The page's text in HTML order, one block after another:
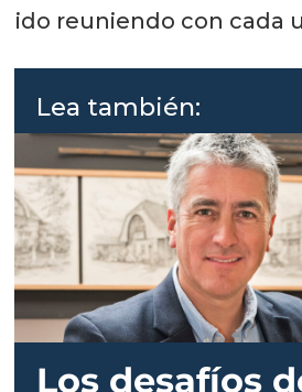
ido reuniendo con cada
Lea también:
Los desafíos